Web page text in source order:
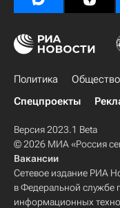
Политика Общество
Спецпроекты
Версия 2023.1 Beta
© 2026 МИА «Россия
Вакансии
Сетевое издание РИА
в Федеральной службе
информационных